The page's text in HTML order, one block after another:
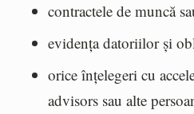
contractele de muncă
evidența datoriilor și
orice înțelegeri cu
advisors sau alte